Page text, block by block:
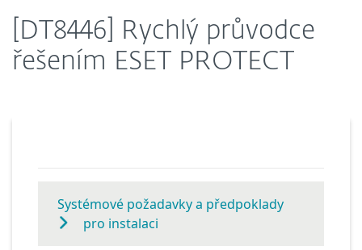
[DT8446] Rychlý průvodce
řešením ESET PROTECT
Systémové požadavky a předpoklady
pro instalaci